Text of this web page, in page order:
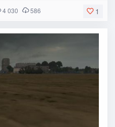
1
4 030 586